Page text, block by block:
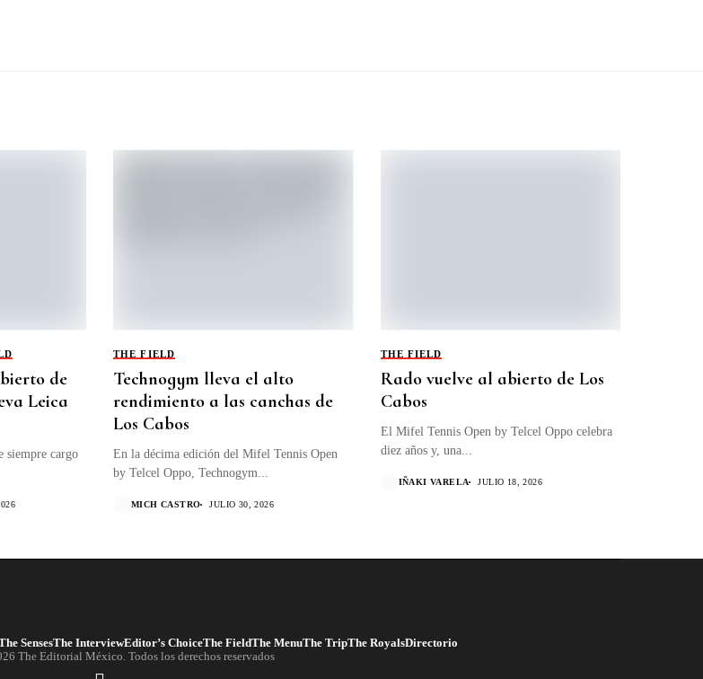
de
Leica
siempre cargo
THE FIELD
Technogym lleva el alto
rendimiento a las canchas de
Los Cabos
En la décima edición del Mifel Tennis Open
by Telcel Oppo, Technogym...
MICH CASTRO JULIO 30, 2026
THE FIELD
Rado vuelve al abierto de Los
Cabos
El Mifel Tennis Open by Telcel Oppo celebra
diez años y, una...
IÑAKI VARELA JULIO 18, 2026
SensesThe InterviewEditor’s ChoiceThe FieldThe MenuThe TripThe RoyalsDirectorio
The Editorial México. Todos los derechos reservados